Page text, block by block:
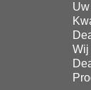
Wij